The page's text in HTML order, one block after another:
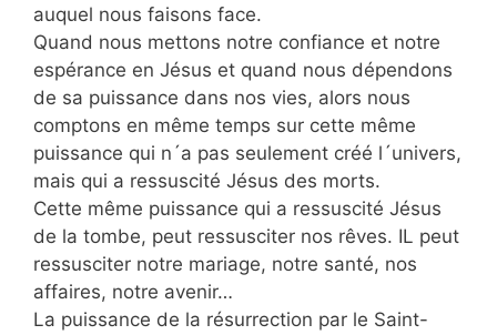
auquel nous faisons face.
Quand nous mettons notre confiance et notre
espérance en Jésus et quand nous dépendons
de sa puissance dans nos vies, alors nous
comptons en même temps sur cette même
puissance qui n´a pas seulement créé l´univers,
mais qui a ressuscité Jésus des morts.
Cette même puissance qui a ressuscité Jésus
de la tombe, peut ressusciter nos rêves. IL peut
ressusciter notre mariage, notre santé, nos
affaires, notre avenir…
La puissance de la résurrection par le Saint-